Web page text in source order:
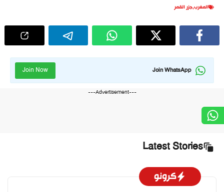
المغرب,جزر القمر
Join WhatsApp
Join Now
---Advertisement---
Latest Stories
كرونو